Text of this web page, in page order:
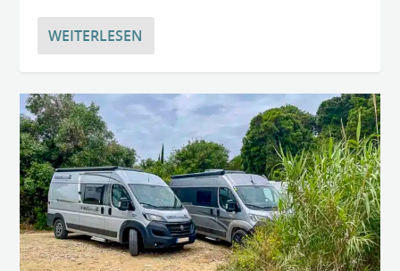
WEITERLESEN